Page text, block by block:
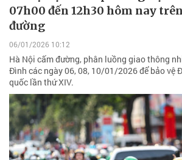
07h00 đến 12h30 hôm nay
đường
06/01/2026 10:12
Hà Nội cấm đường, phân luồng giao thông
Đình các ngày 06, 08, 10/01/2026 để bảo vệ
quốc lần thứ XIV.